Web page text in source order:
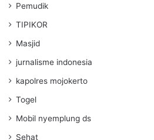
Pemudik
TIPIKOR
Masjid
jurnalisme indonesia
kapolres mojokerto
Togel
Mobil nyemplung ds
Sehat